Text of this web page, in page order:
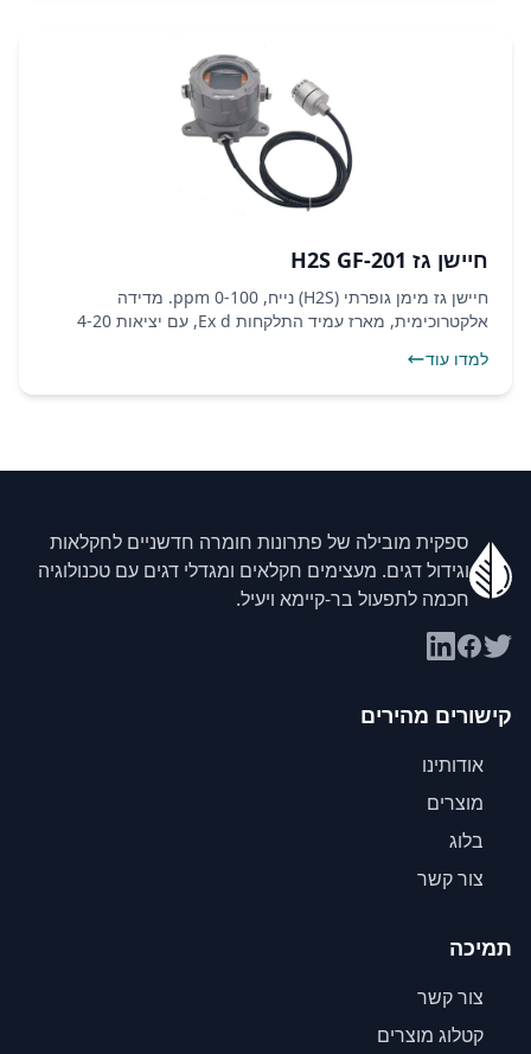
חיישן גז H2S GF-201
חיישן גז מימן גופרתי (H2S) נייח, 0-100 ppm. מדידה
אלקטרוכימית, מארז עמיד התלקחות Ex d, עם יציאות 4-20
למדו עוד
ספקית מובילה של פתרונות חומרה חדשניים לחקלאות
וגידול דגים. מעצימים חקלאים ומגדלי דגים עם טכנולוגיה
חכמה לתפעול בר-קיימא ויעיל.
קישורים מהירים
אודותינו
מוצרים
בלוג
צור קשר
תמיכה
צור קשר
קטלוג מוצרים